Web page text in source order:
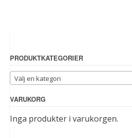
PRODUKTKATEGORIER
Välj en kategori
VARUKORG
Inga produkter i varukorgen.